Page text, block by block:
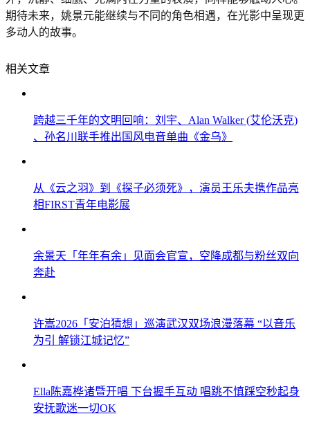
期待未来，姚景元能继续与不同的角色相遇，在光影中呈现更
多动人的故事。
相关文章
跨越三千年的文明回响：刘宇、Alan Walker (艾伦沃克)
、孙名川联手推出国风电音单曲《金乌》
从《云之羽》到《探子必须死》，演员王乐夫携作品亮
相FIRST青年电影展
余景天「年年有余」见面会官宣，空降成都与粉丝双向
奔赴
许嵩2026「安泊猜想」巡演武汉双场浪漫落幕 “以音乐
为引 解锁江城记忆”
Ella陈嘉桦诸暨开唱 下台握手互动 唱跳不慎踩空秒起身
安抚歌迷一切OK